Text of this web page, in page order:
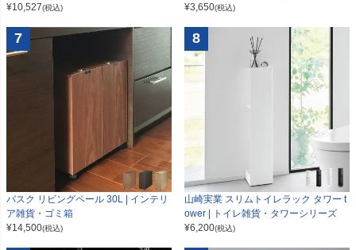
¥10,527(税込)
¥3,650(税込)
7
バスク リビングペール 30L | インテリ
ア雑貨・ゴミ箱
¥14,500(税込)
8
山崎実業 スリムトイレラック タワー t
ower | トイレ雑貨・タワーシリーズ
¥6,200(税込)